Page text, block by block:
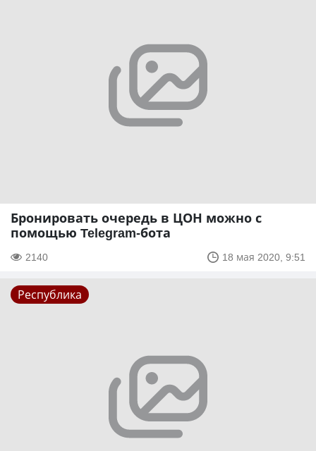
Бронировать очередь в ЦОН можно с
помощью Telegram-бота
2140 18 мая 2020, 9:51
Республика